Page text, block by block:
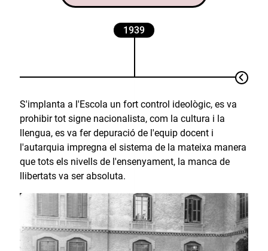
1939
S'implanta a l'Escola un fort control ideològic, es va
prohibir tot signe nacionalista, com la cultura i la
llengua, es va fer depuració de l'equip docent i
l'autarquia impregna el sistema de la mateixa manera
que tots els nivells de l'ensenyament, la manca de
llibertats va ser absoluta.